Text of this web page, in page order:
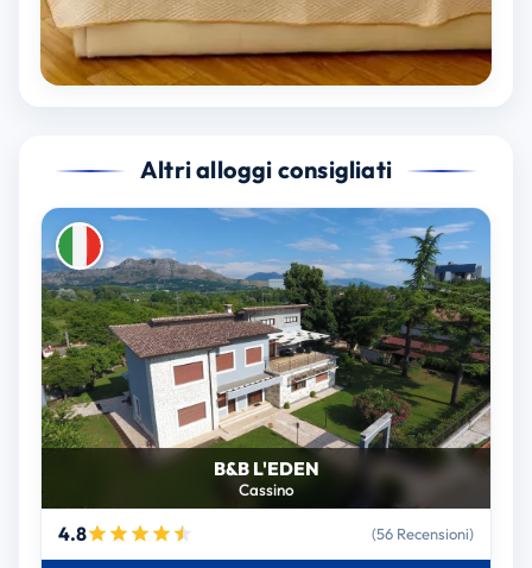
Altri alloggi consigliati
B&B L'EDEN
Cassino
4.8 (56 Recensioni)